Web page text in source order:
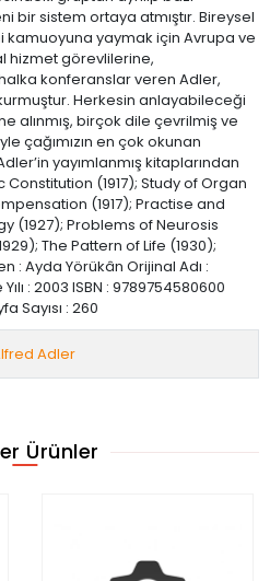
bir sistem ortaya atmıştır. Bireysel
kamuoyuna yaymak için Avrupa ve
hizmet görevlilerine,
konferanslar veren Adler,
Herkesin anlayabileceği
alınmış, birçok dile çevrilmiş ve
çağımızın en çok okunan
yayımlanmış kitaplarından
Constitution (1917); Study of Organ
(1917); Practise and
(1927); Problems of Neurosis
The Pattern of Life (1930);
: Ayda Yörükân Orijinal Adı :
: 2003 ISBN : 9789754580600
Sayısı : 260
Adler
Ürünler